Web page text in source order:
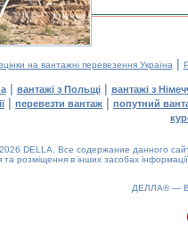
на вантажні перевезення Україна |
| вантажі з Польщі| вантажі з
| перевезти вантаж | попутний
DELLA. Все содержание данного
та розміщення в інших засобах
ДЕЛЛА® —